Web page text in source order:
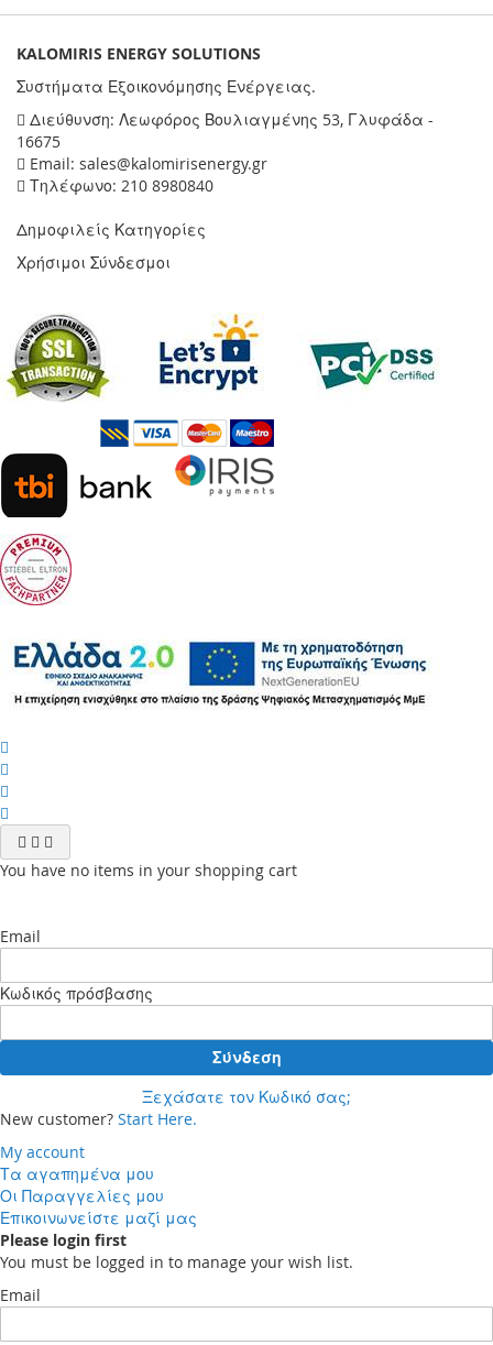
KALOMIRIS ENERGY SOLUTIONS
Συστήματα Εξοικονόμησης Ενέργειας.
Διεύθυνση: Λεωφόρος Βουλιαγμένης 53, Γλυφάδα -
16675
Email: sales@kalomirisenergy.gr
Τηλέφωνο: 210 8980840
Δημοφιλείς Κατηγορίες
Χρήσιμοι Σύνδεσμοι
You have no items in your shopping cart
Email
Κωδικός πρόσβασης
Σύνδεση
Ξεχάσατε τον Κωδικό σας;
New customer? Start Here.
My account
Τα αγαπημένα μου
Οι Παραγγελίες μου
Επικοινωνείστε μαζί μας
Please login first
You must be logged in to manage your wish list.
Email